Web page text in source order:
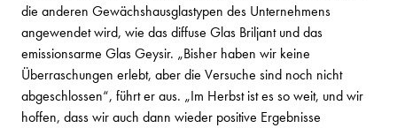
die anderen Gewächshausglastypen des Unternehmens
angewendet wird, wie das diffuse Glas Briljant und das
emissionsarme Glas Geysir. „Bisher haben wir keine
Überraschungen erlebt, aber die Versuche sind noch nicht
abgeschlossen“, führt er aus. „Im Herbst ist es so weit, und wir
hoffen, dass wir auch dann wieder positive Ergebnisse